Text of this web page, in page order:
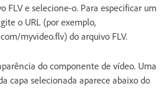
FLV e selecione-o. Para especificar um
o URL (por exemplo,
myvideo.flv) do arquivo FLV.
do componente de vídeo. Uma
capa selecionada aparece abaixo do